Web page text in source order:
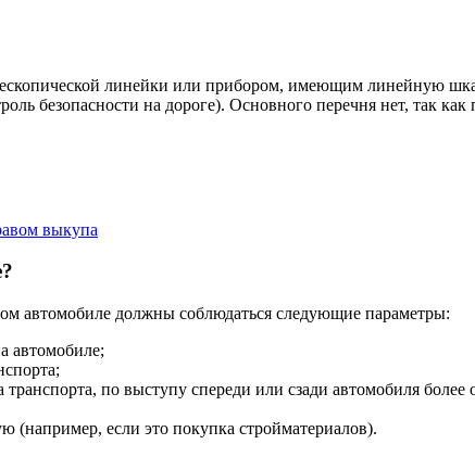
линейки или прибором, имеющим линейную
безопасности на дороге). Основного перечня нет, так как
выкупа
автомобиле должны соблюдаться следующие параметры:
автомобиле;
по выступу спереди или сзади автомобиля
(например, если это покупка стройматериалов).